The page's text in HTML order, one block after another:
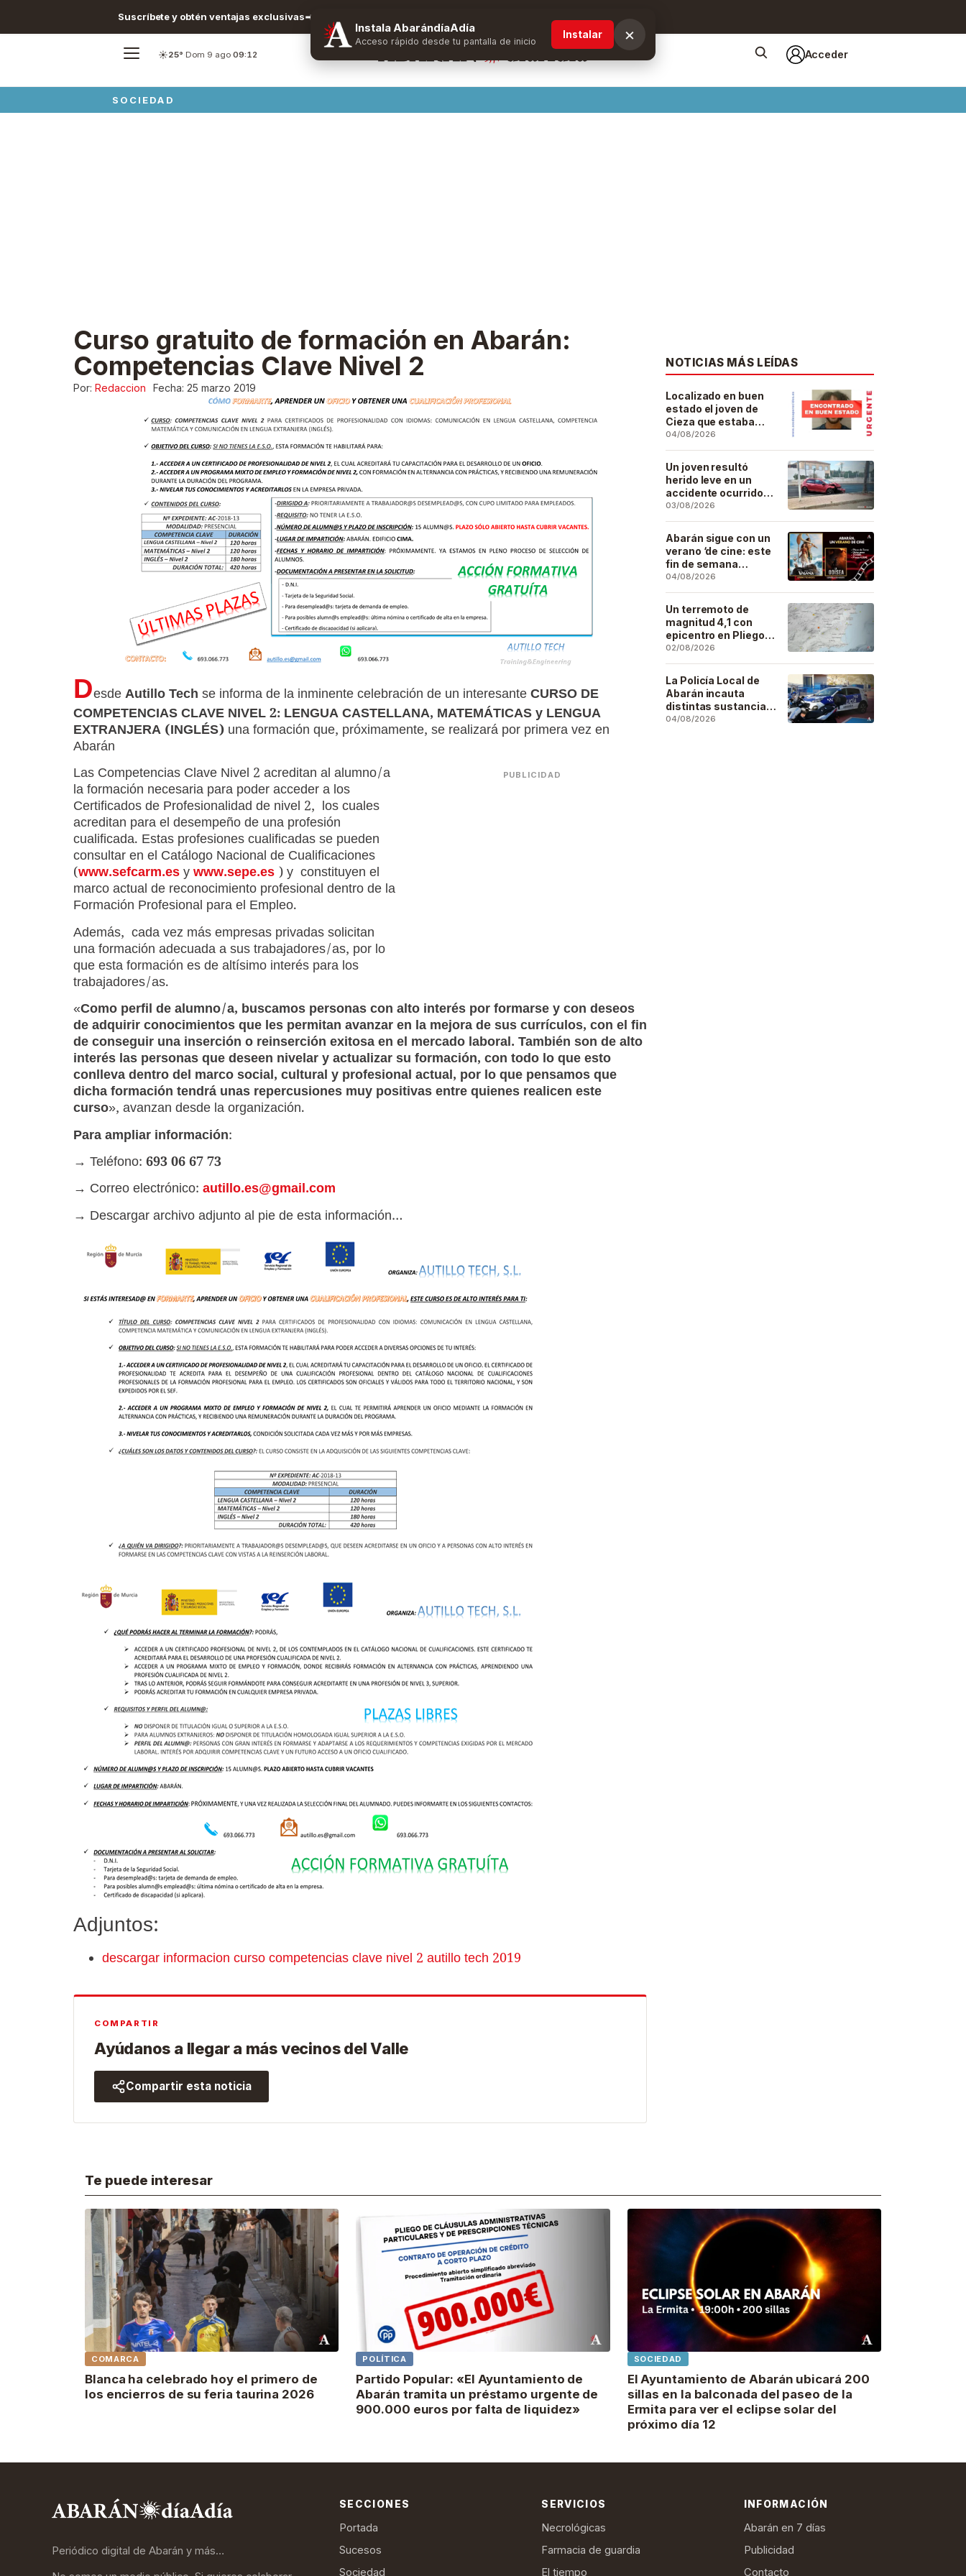
Suscríbete y obtén ventajas exclusivas
☀️25°·Dom 9 ago·09:12 Acceder
SOCIEDAD
Curso gratuito de formación en Abarán:
Competencias Clave Nivel 2
Por: Redaccion Fecha: 25 marzo 2019
DesdeAutillo Tech se informa de la inminente celebración de un interesanteCURSO DE
COMPETENCIAS CLAVE NIVEL 2: LENGUA CASTELLANA, MATEMÁTICAS y LENGUA
EXTRANJERA (INGLÉS) una formación que, próximamente, se realizará por primera vez en
Abarán
PUBLICIDAD
Las Competencias Clave Nivel 2 acreditan al alumno/a
la formación necesaria para poder acceder a los
Certificados de Profesionalidad de nivel 2, los cuales
acreditan para el desempeño de una profesión
cualificada. Estas profesiones cualificadas se pueden
consultar en el Catálogo Nacional de Cualificaciones
(www.sefcarm.esywww.sepe.es ) y constituyen el
marco actual de reconocimiento profesional dentro de la
Formación Profesional para el Empleo.
Además, cada vez más empresas privadas solicitan
una formación adecuada a sus trabajadores/as, por lo
que esta formación es de altísimo interés para los
trabajadores/as.
«Como perfil de alumno/a, buscamos personas con alto interés por formarse y con deseos
de adquirir conocimientos que les permitan avanzar en la mejora de sus currículos, con el fin
de conseguir una inserción o reinserción exitosa en el mercado laboral. También son de alto
interés las personas que deseen nivelar y actualizar su formación, con todo lo que esto
conlleva dentro del marco social, cultural y profesional actual, por lo que pensamos que
dicha formación tendrá unas repercusiones muy positivas entre quienes realicen este
curso», avanzan desde la organización.
Para ampliar información:
→ Teléfono: 693 06 67 73
→ Correo electrónico: autillo.es@gmail.com
→ Descargar archivo adjunto al pie de esta información…
Adjuntos:
descargar informacion curso competencias clave nivel 2 autillo tech 2019
COMPARTIR
Ayúdanos a llegar a más vecinos del Valle
Compartir esta noticia
NOTICIAS MÁS LEÍDAS
Localizado en buen
estado el joven de
Cieza que estaba
desaparecido desde
el pasado 29 de julio
04/08/2026
Un joven resultó
herido leve en un
accidente ocurrido
este lunes en la
barriada de San José
Artesano
03/08/2026
Abarán sigue con un
verano ‘de cine: este
fin de semana
Vaiana… y después,
La Odisea
04/08/2026
Un terremoto de
magnitud 4,1 con
epicentro en Pliego
se deja sentir en
buena parte de la
región
02/08/2026
La Policía Local de
Abarán incauta
distintas sustancias
estupefacientes en
04/08/2026
Te puede interesar
COMARCA
Blanca ha celebrado hoy el primero de
los encierros de su feria taurina 2026
POLÍTICA
Partido Popular: «El Ayuntamiento de
Abarán tramita un préstamo urgente de
900.000 euros por falta de liquidez»
SOCIEDAD
El Ayuntamiento de Abarán ubicará 200
sillas en la balconada del paseo de la
Ermita para ver el eclipse solar del
próximo día 12
Periódico digital de Abarán y más…
SECCIONES
Portada
Sucesos
Sociedad
SERVICIOS
Necrológicas
Farmacia de guardia
El tiempo
INFORMACIÓN
Abarán en 7 días
Publicidad
Contacto
Instala AbarándíaAdía
Acceso rápido desde tu pantalla de inicio
Instalar ×